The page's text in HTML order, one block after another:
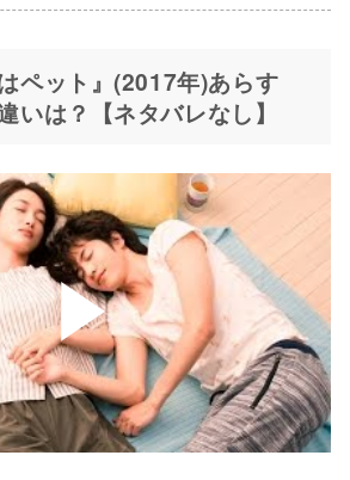
ペット』(2017年)あらす
いは？【ネタバレなし】